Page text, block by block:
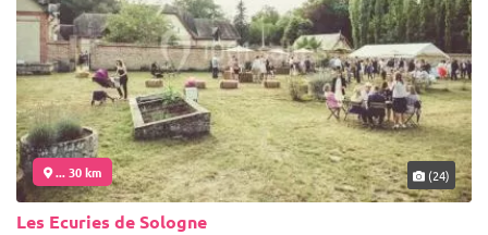
... 30 km (24)
Les Ecuries de Sologne